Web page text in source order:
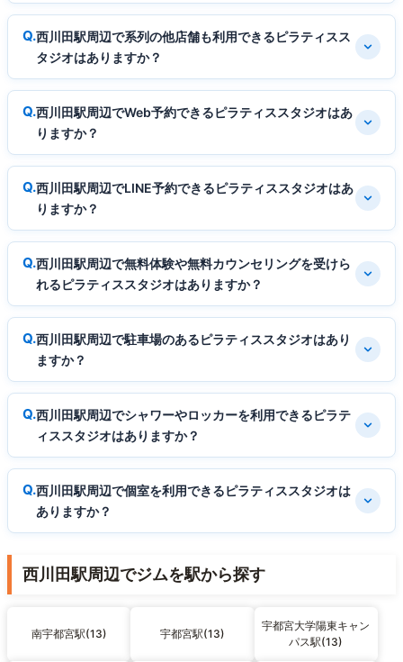
西川田駅周辺で系列の他店舗も利用できるピラティスス
タジオはありますか？
西川田駅周辺でWeb予約できるピラティススタジオはあ
りますか？
西川田駅周辺でLINE予約できるピラティススタジオはあ
りますか？
西川田駅周辺で無料体験や無料カウンセリングを受けら
れるピラティススタジオはありますか？
西川田駅周辺で駐車場のあるピラティススタジオはあり
ますか？
西川田駅周辺でシャワーやロッカーを利用できるピラテ
ィススタジオはありますか？
西川田駅周辺で個室を利用できるピラティススタジオは
ありますか？
西川田駅周辺でジムを駅から探す
南宇都宮駅(13) 宇都宮駅(13)
宇都宮大学陽東キャン
パス駅(13)